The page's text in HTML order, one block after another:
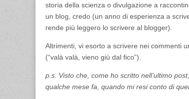
storia della scienza o divulgazione a
un blog, credo (un anno di esperienza a
rende più leggero lo scrivere al blogger).
Altrimenti, vi esorto a scrivere nei commenti
(“valà valà, vieno giù dal fico”).
p.s. Visto che, come ho scritto nell’ultimo
qualche mese fa, quando mi resi conto di